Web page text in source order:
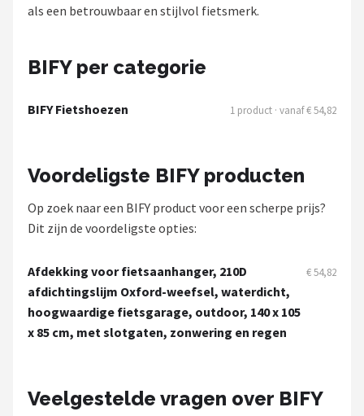
Basil
Volare
New Looxs
BBB Cycling
Voltano
Shimano
als een betrouwbaar en stijlvol fietsmerk.
BIFY per categorie
BIFY Fietshoezen 1 product · vanaf € 54,82
Voordeligste BIFY producten
Op zoek naar een BIFY product voor een scherpe prijs?
Dit zijn de voordeligste opties:
Afdekking voor fietsaanhanger, 210D
afdichtingslijm Oxford-weefsel, waterdicht,
hoogwaardige fietsgarage, outdoor, 140 x 105
x 85 cm, met slotgaten, zonwering en regen
€ 54,82
Veelgestelde vragen over BIFY